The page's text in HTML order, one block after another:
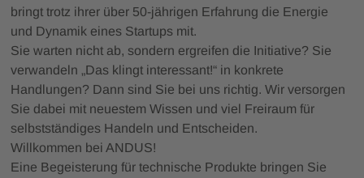
bringt trotz ihrer über 50-jährigen Erfahrung die Energie
und Dynamik eines Startups mit.
Sie warten nicht ab, sondern ergreifen die Initiative? Sie
verwandeln „Das klingt interessant!“ in konkrete
Handlungen? Dann sind Sie bei uns richtig. Wir versorgen
Sie dabei mit neuestem Wissen und viel Freiraum für
selbstständiges Handeln und Entscheiden.
Willkommen bei ANDUS!
Eine Begeisterung für technische Produkte bringen Sie